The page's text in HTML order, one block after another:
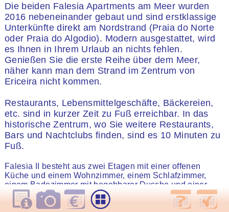
Die beiden Falesia Apartments am Meer wurden
2016 nebeneinander gebaut und sind erstklassige
Unterkünfte direkt am Nordstrand (Praia do Norte
oder Praia do Algodio). Modern ausgestattet, wird
es Ihnen in Ihrem Urlaub an nichts fehlen.
Genießen Sie die erste Reihe über dem Meer,
näher kann man dem Strand im Zentrum von
Ericeira nicht kommen.
Restaurants, Lebensmittelgeschäfte, Bäckereien,
etc. sind in kurzer Zeit zu Fuß erreichbar. In das
historische Zentrum, wo Sie weitere Restaurants,
Bars und Nachtclubs finden, sind es 10 Minuten zu
Fuß.
Falesia II besteht aus zwei Etagen mit einer offenen
Küche und einem Wohnzimmer, einem Schlafzimmer,
einem Badezimmer mit begehbarer Dusche und einer
schönen Terrasse direkt am Meer im Erdgeschoss. In der
zweiten Etage befindet sich ein weiteres Schlafzimmer mit